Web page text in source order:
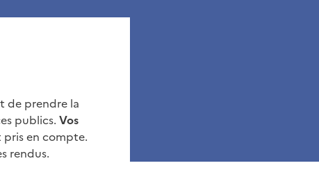
de prendre la
publics. Vos
pris en compte.
rendus.